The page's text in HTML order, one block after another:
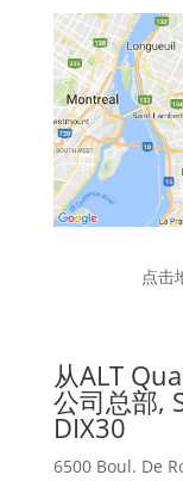
点击
从ALT
公司总部,
DIX30
6500 Boul. De